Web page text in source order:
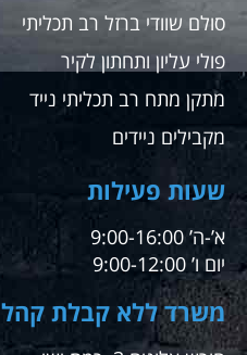
סולם שוודי ברזל רב תכליתי
פולי עליון ותחתון לקיר
מתקן מתח רב תכליתי נייד
מקבילים ניידים
שעות פעילות
א’-ה’ 9:00-16:00
יום ו’ 9:00-12:00
משרד ללא קבלת קהל